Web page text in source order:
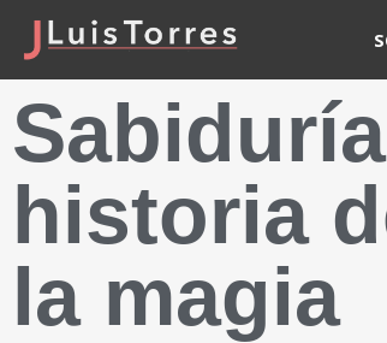
historia
la magia